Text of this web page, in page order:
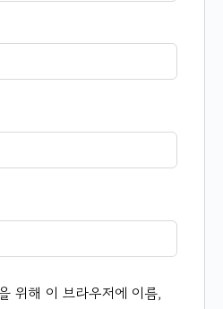
위해 이 브라우저에 이름,